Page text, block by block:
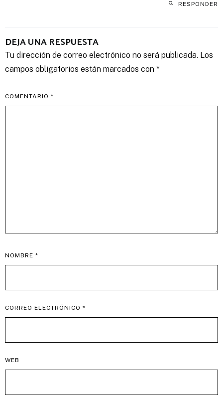
RESPONDER
DEJA UNA RESPUESTA
Tu dirección de correo electrónico no será publicada. Los
campos obligatorios están marcados con *
COMENTARIO *
NOMBRE *
CORREO ELECTRÓNICO *
WEB